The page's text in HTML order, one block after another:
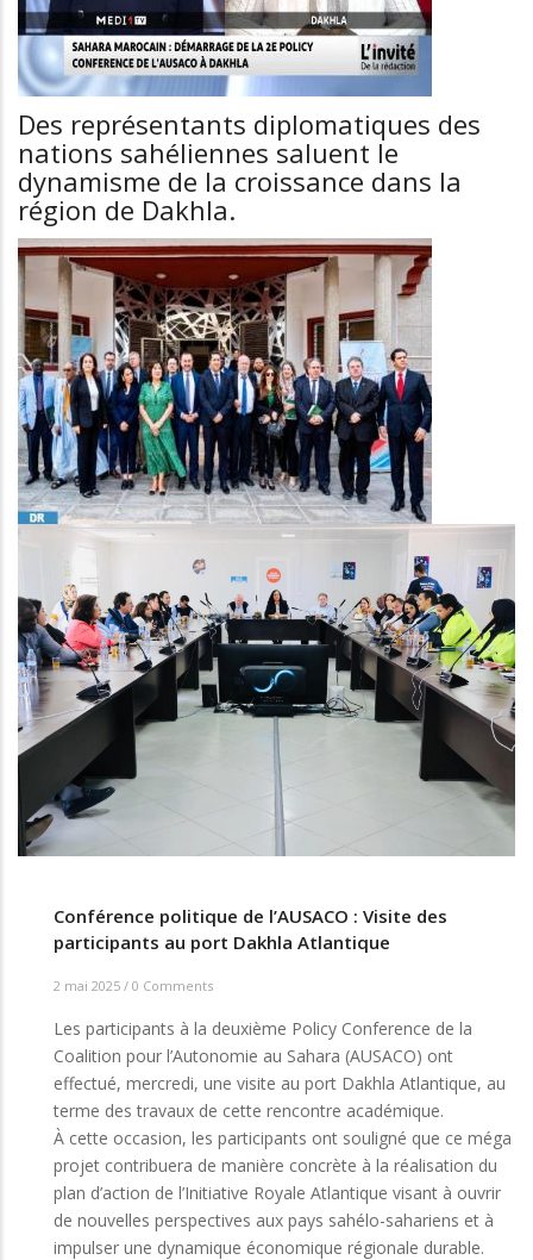
Des représentants diplomatiques des
nations sahéliennes saluent le
dynamisme de la croissance dans la
région de Dakhla.
Conférence politique de l’AUSACO : Visite des
participants au port Dakhla Atlantique
2 mai 2025 / 0 Comments
Les participants à la deuxième Policy Conference de la
Coalition pour l’Autonomie au Sahara (AUSACO) ont
effectué, mercredi, une visite au port Dakhla Atlantique, au
terme des travaux de cette rencontre académique.
À cette occasion, les participants ont souligné que ce méga
projet contribuera de manière concrète à la réalisation du
plan d’action de l’Initiative Royale Atlantique visant à ouvrir
de nouvelles perspectives aux pays sahélo-sahariens et à
impulser une dynamique économique régionale durable.